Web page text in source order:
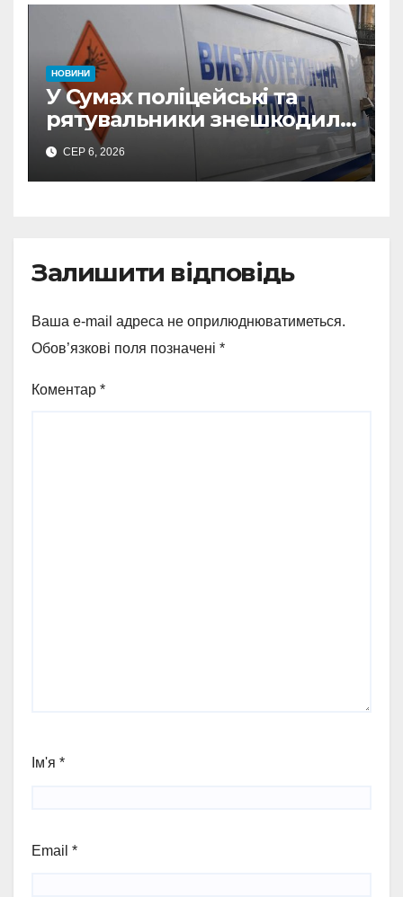
з Охтирки
НОВИНИ
У Сумах поліцейські та
рятувальники знешкодили
500-кілограмову авіабомбу
росіян
СЕР 6, 2026
Залишити відповідь
Ваша e-mail адреса не оприлюднюватиметься.
Обов’язкові поля позначені *
Коментар *
Ім'я *
Email *